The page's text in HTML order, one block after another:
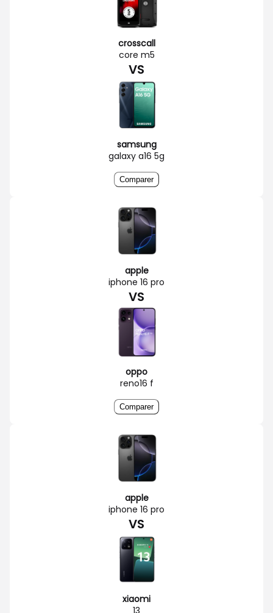
crosscall
core m5
VS
samsung
galaxy a16 5g
Comparer
apple
iphone 16 pro
VS
oppo
reno16 f
Comparer
apple
iphone 16 pro
VS
xiaomi
13